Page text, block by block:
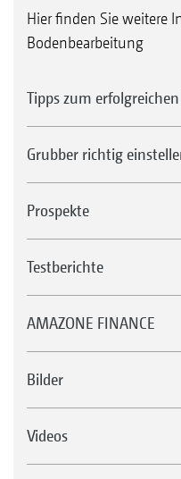
Hier finden Sie weitere
Bodenbearbeitung
Tipps zum
Grubber richtig
Prospekte
Testberichte
AMAZONE FINANCE
Bilder
Videos